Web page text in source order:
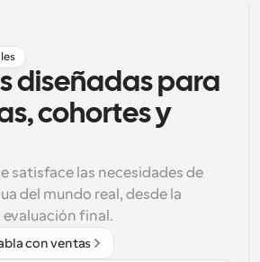
diseñadas para
cohortes y
satisface las necesidades de
del mundo real, desde la
final.
con ventas